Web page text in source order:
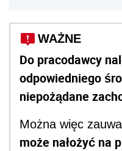
WAŻNE
Do pracodawcy
odpowiedniego
niepożądane
Można więc
może nałożyć na